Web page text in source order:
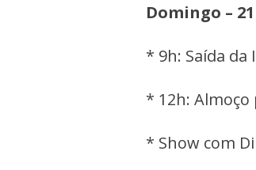
Domingo –
* 9h: Saída da
* 12h: Almoço
* Show com